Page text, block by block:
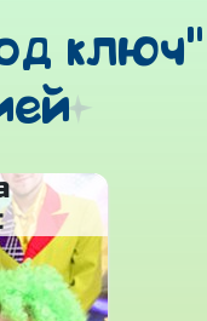
ключ"